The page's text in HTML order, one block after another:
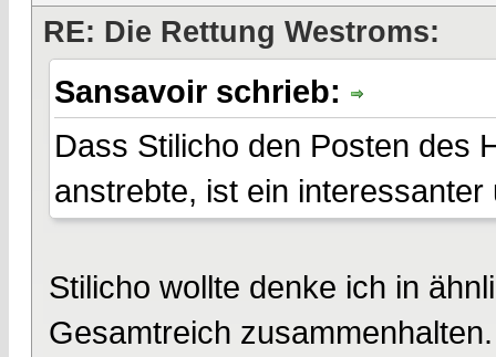
RE: Die Rettung Westroms:
Sansavoir schrieb:
Dass Stilicho den Posten des
anstrebte, ist ein
Stilicho wollte denke ich in
Gesamtreich